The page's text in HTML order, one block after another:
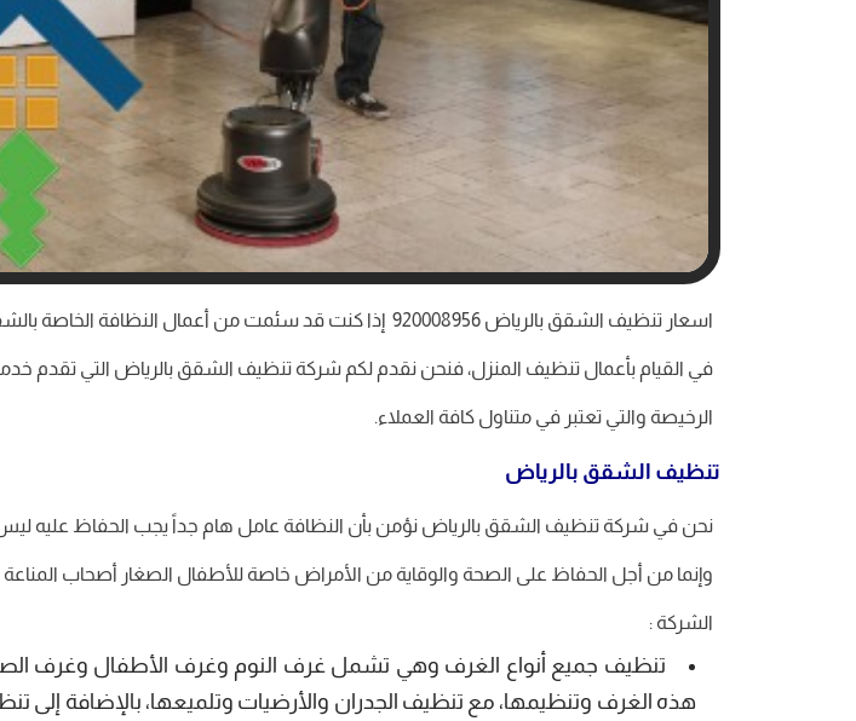
اسعار تنظيف الشقق بالرياض 920008956 إذا كنت قد سئمت من
الرخيصة والتي تعتبر في متناول كافة العملاء.
تنظيف الشقق بالرياض
نحن في شركة تنظيف الشقق بالرياض نؤمن بأن النظافة عامل هام جداً يجب الحفاظ عليه
وإنما من أجل الحفاظ على الصحة والوقاية من الأمراض خاصة للأطفال الصغار أصحاب المناعة
الشركة :
تنظيف جميع أنواع الغرف وهي تشمل غرف النوم وغرف الأطفال وغرف
هذه الغرف وتنظيمها، مع تنظيف الجدران والأرضيات وتلميعها، بالإضافة إلى